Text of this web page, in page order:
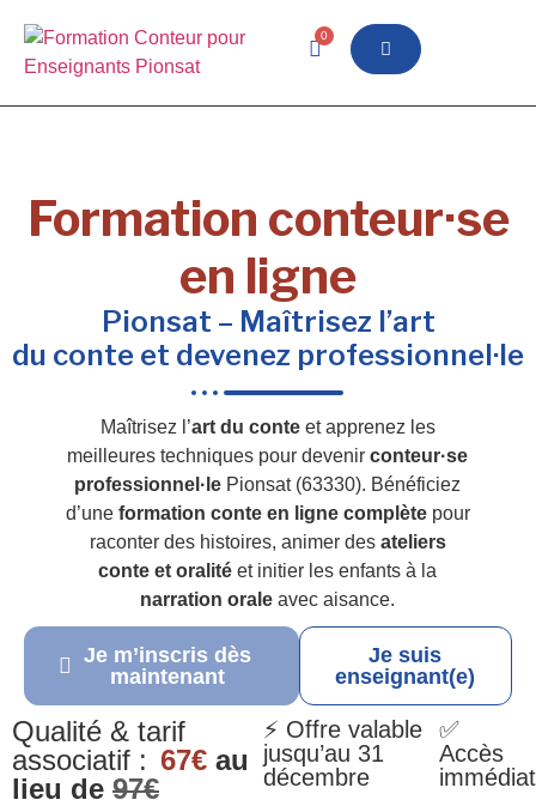
0
Formation conteur·se
en ligne
Pionsat – Maîtrisez l’art
du conte et devenez professionnel·le
Maîtrisez l’art du conteet apprenez les
meilleures techniques pour devenirconteur·se
professionnel·le Pionsat (63330). Bénéficiez
d’une formation conte en ligne complètepour
raconter des histoires, animer des ateliers
conte et oralité et initier les enfants à la
narration orale avec aisance.
Je m’inscris dès
maintenant
Je suis
enseignant(e)
Qualité & tarif
associatif : 67€ au
lieu de 97€
⚡ Offre valable
jusqu’au 31
décembre
✅
Accès
immédiat